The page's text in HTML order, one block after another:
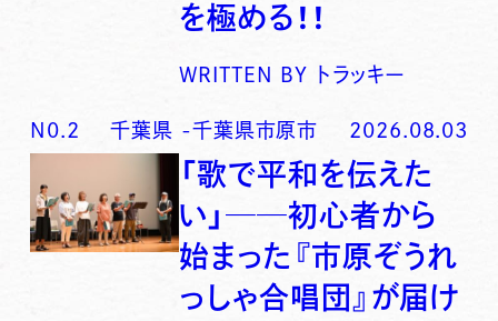
を極める！！
WRITTEN BY トラッキー
N0. 2 千葉県 -千葉県市原市 2026.08.03
「歌で平和を伝えた
い」──初心者から
始まった『市原ぞうれ
っしゃ合唱団』が届け